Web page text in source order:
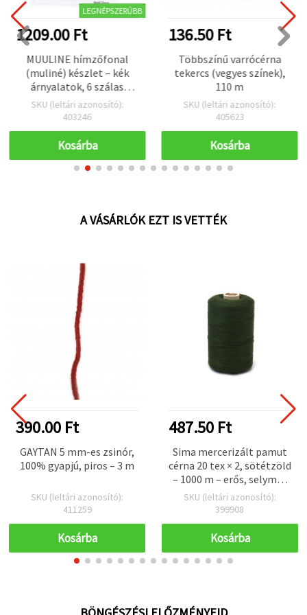
LEGNÉPSZERŰBB
1209.00 Ft
MUULINE hímzőfonal
(muliné) készlet – kék
árnyalatok, 6 szálas
motringok, 8 m/motring,
12 db
SKU (leltári azonosító):
403246
Kosárba
136.50 Ft
Többszínű varrócérna
tekercs (vegyes színek),
110 m
SKU (leltári azonosító):
405623
Kosárba
A VÁSÁRLÓK EZT IS VETTÉK
390.00 Ft
GAYTAN 5 mm-es zsinór,
100% gyapjú, piros – 3 m
SKU (leltári azonosító):
411259
Kosárba
487.50 Ft
Sima mercerizált pamut
cérna 20 tex × 2, sötétzöld
– 1000 m – erős, selymes
fényű – varráshoz és
kreatív kézimunkához
SKU (leltári azonosító):
399908
Kosárba